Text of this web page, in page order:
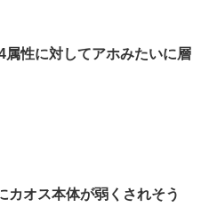
属性に対してアホみたいに層
カオス本体が弱くされそう